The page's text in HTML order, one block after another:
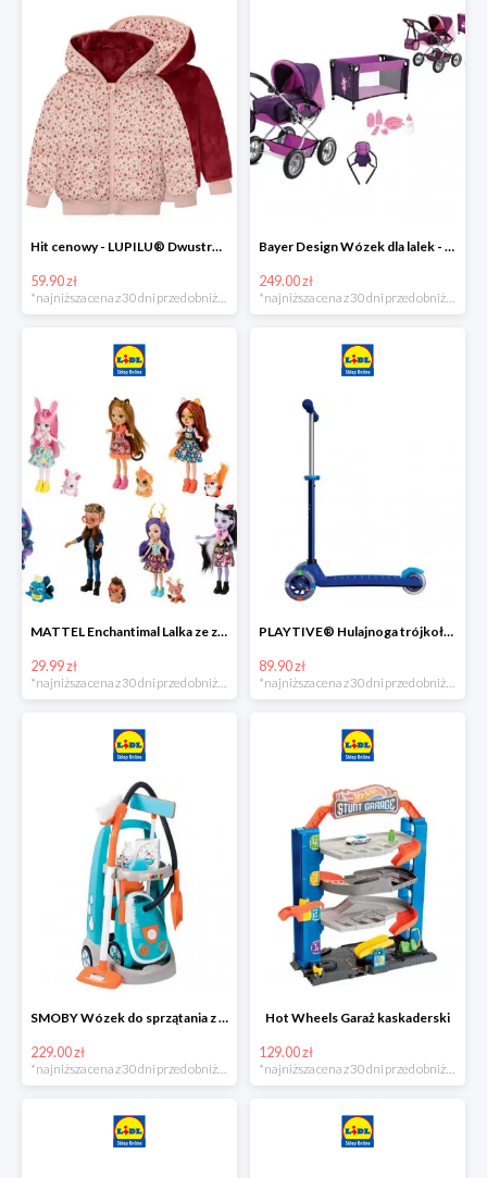
Hit cenowy - LUPILU® Dwustronna kurtka pikowana dziewczęca
59.90 zł
*najniższa cena z 30 dni przed obniżką
Bayer Design Wózek dla lalek - megazestaw
249.00 zł
*najniższa cena z 30 dni przed obniżką
MATTEL Enchantimal Lalka ze zwierzątkiem
29.99 zł
*najniższa cena z 30 dni przed obniżką
PLAYTIVE® Hulajnoga trójkołowa Tri Scooter z diodami LED
89.90 zł
*najniższa cena z 30 dni przed obniżką
SMOBY Wózek do sprzątania z odkurzaczem
229.00 zł
Hot Wheels Garaż kaskaderski
129.00 zł